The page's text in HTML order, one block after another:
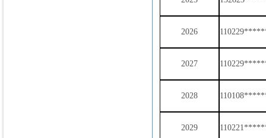
2026
2027
2028
2029